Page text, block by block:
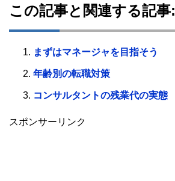
この記事と関連する記事:
まずはマネージャを目指そう
年齢別の転職対策
コンサルタントの残業代の実態
スポンサーリンク